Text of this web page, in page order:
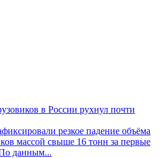
в России рухнул почти
резкое падение объёма
массой свыше 16 тонн за первые
данным...